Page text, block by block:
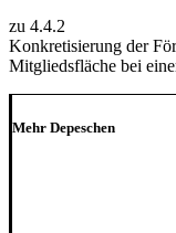
zu 4.4.2
Konkretisierung der
Mitgliedsfläche bei
Mehr Depeschen